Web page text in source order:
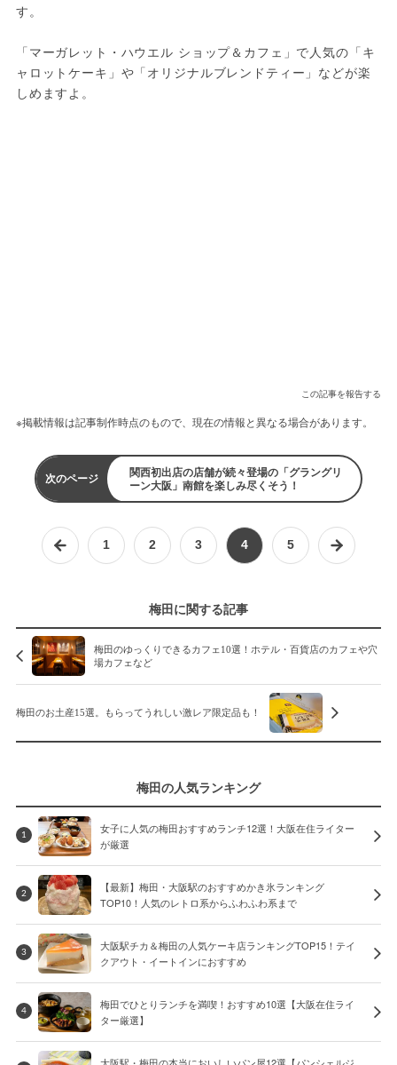
す。
「マーガレット・ハウエル ショップ＆カフェ」で人気の「キ
ャロットケーキ」や「オリジナルブレンドティー」などが楽
しめますよ。
この記事を報告する
※掲載情報は記事制作時点のもので、現在の情報と異なる場合があります。
次のページ
関西初出店の店舗が続々登場の「グラングリ
ーン大阪」南館を楽しみ尽くそう！
1 2 3 4 5
梅田に関する記事
梅田のゆっくりできるカフェ10選！ホテル・百貨店のカフェや穴
場カフェなど
梅田のお土産15選。もらってうれしい激レア限定品も！
梅田の人気ランキング
1
女子に人気の梅田おすすめランチ12選！大阪在住ライター
が厳選
2
【最新】梅田・大阪駅のおすすめかき氷ランキング
TOP10！人気のレトロ系からふわふわ系まで
3
大阪駅チカ＆梅田の人気ケーキ店ランキングTOP15！テイ
クアウト・イートインにおすすめ
4
梅田でひとりランチを満喫！おすすめ10選【大阪在住ライ
ター厳選】